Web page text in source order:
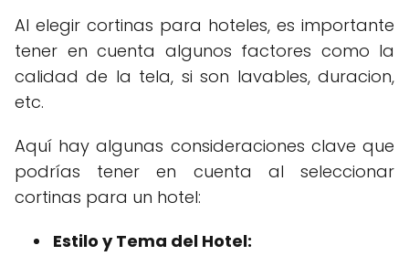
Al elegir cortinas para hoteles, es importante
tener en cuenta algunos factores como la
calidad de la tela, si son lavables, duracion,
etc.
Aquí hay algunas consideraciones clave que
podrías tener en cuenta al seleccionar
cortinas para un hotel:
Estilo y Tema del Hotel: